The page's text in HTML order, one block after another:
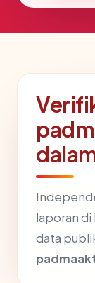
laporan
data